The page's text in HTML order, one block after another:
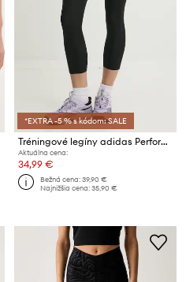
*EXTRA -5 % s kódom: SALE
Tréningové legíny adidas Performance Optime Essentials
Aktuálna cena:
34,99 €
Bežná cena:39,90 €
Najnižšia cena:35,90 €